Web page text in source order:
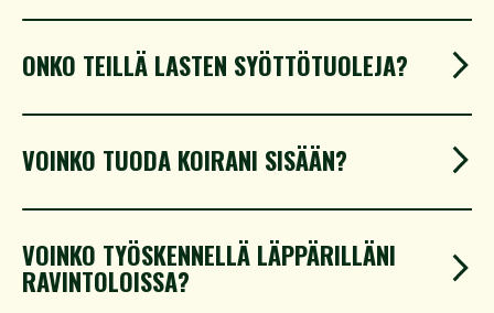
ONKO TEILLÄ LASTEN SYÖTTÖTUOLEJA?
​VOINKO TUODA KOIRANI SISÄÄN?
VOINKO TYÖSKENNELLÄ LÄPPÄRILLÄNI
RAVINTOLOISSA?